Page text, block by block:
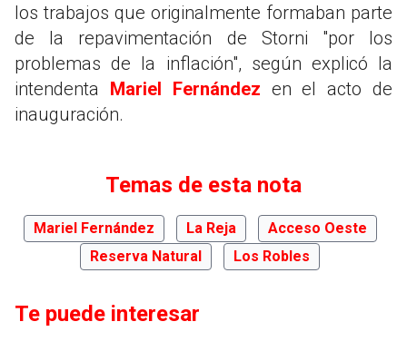
los trabajos que originalmente formaban parte
de la repavimentación de Storni "por los
problemas de la inflación", según explicó la
intendenta Mariel Fernández en el acto de
inauguración.
Temas de esta nota
Mariel Fernández La Reja
Acceso Oeste
Reserva Natural
Los Robles
Te puede interesar